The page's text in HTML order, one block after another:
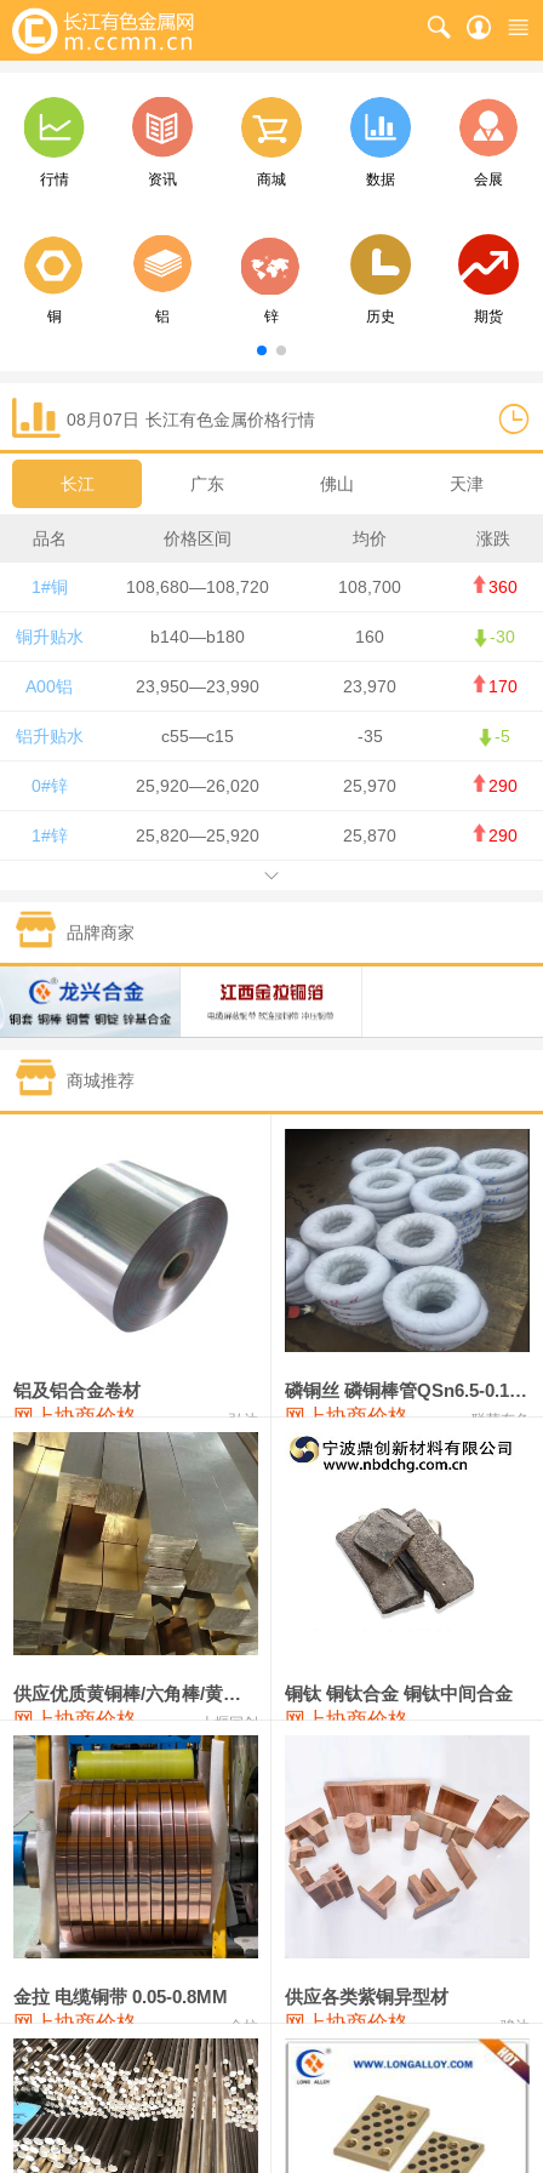
行情 资讯 商城 数据 会展
铜 铝 锌 历史 期货
08月07日 长江有色金属价格行情
长江 广东 佛山 天津
品名 价格区间 均价 涨跌
1#铜 108,680—108,720 108,700 360
铜升贴水 b140—b180 160 -30
A00铝 23,950—23,990 23,970 170
铝升贴水 c55—c15 -35 -5
0#锌 25,920—26,020 25,970 290
1#锌 25,820—25,920 25,870 290
1#锡 434,000—436,000
1#镍 129,550—130,750
1#白银 15,100—15,110 15,105 -70
钯金
331,000 -10,000
89,000—95,000 92,000 1,000
2#锑 85,000—91,000 88,000 1,000
1#镁 17,000—18,000 17,500 0
18,900—19,100 19,000 100
1#电解锰(99.7%袋装) 18,000—18,200 18,100 100
1#铬 60,000—82,000
553#硅 9,300—9,500
441#硅 9,600—9,800 9,700
3303#硅 10,300—10,500 10,400
2202#硅 14,100—14,300
金属硅3303#-2202# 10,400—14,200 12,300 0
漆包线 111,970—115,970 113,970
磷铜合金 110,800—117,600 114,200 400
无氧铜丝(硬) 109,710—110,010 109,860
R410A专用紫铜管 113,700—113,700
铸造铝合金锭(A380） 26,300—26,500 26,400 100
铝合金ADC12 24,200—24,400 100
铸造铝合金锭(ZL102) 24,300—24,500 24,400
品牌商家
商城推荐
铝及铝合金卷材
网上协商价格 弘达
磷铜丝 磷铜棒管QSn6.5-0.1 7-0.2 8-0.3
网上协商价格 联荣有色
供应优质黄铜棒/六角棒/黄铜方板
网上协商价格 十堰同创
铜钛 铜钛合金 铜钛中间合金
网上协商价格
金拉 电缆铜带 0.05-0.8MM
网上协商价格 金拉
供应各类紫铜异型材
网上协商价格 骏达